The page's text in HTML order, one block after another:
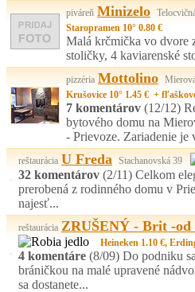
piváreň Minizelo
Staropramen 10° 0.80 €
Malá krčmička vo dvore
stoličky, 4 kaviarenské
pizzéria Mottolino
Krušovice 10° 1.45 € +
7 komentárov (12/12)
bytového domu na
- Prievoze. Zariadenie je
reštaurácia U Freda Stachanovská 39
32 komentárov (2/11) Celkom
prerobená z rodinného domu v
najesť...
reštaurácia ZRUŠENÝ - Brit -od
Heineken 1.10 €,
4 komentáre (8/09) Do podniku
bráničkou na malé upravené
sa dostanete...